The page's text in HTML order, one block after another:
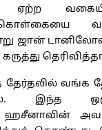
ஏற்ற
கொள்கையை
ஜான்
வங்க
இந்த
ஹசீனாவின்